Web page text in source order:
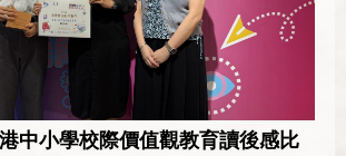
港中小學校際價值觀教育讀後感比